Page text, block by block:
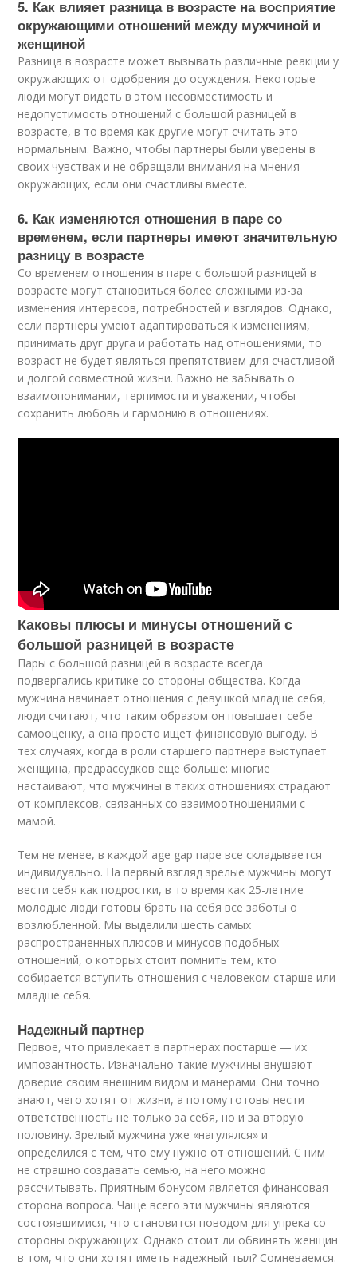
5. Как влияет разница в возрасте на восприятие
окружающими отношений между мужчиной и
женщиной
Разница в возрасте может вызывать различные реакции у
окружающих: от одобрения до осуждения. Некоторые
люди могут видеть в этом несовместимость и
недопустимость отношений с большой разницей в
возрасте, в то время как другие могут считать это
нормальным. Важно, чтобы партнеры были уверены в
своих чувствах и не обращали внимания на мнения
окружающих, если они счастливы вместе.
6. Как изменяются отношения в паре со
временем, если партнеры имеют значительную
разницу в возрасте
Со временем отношения в паре с большой разницей в
возрасте могут становиться более сложными из-за
изменения интересов, потребностей и взглядов. Однако,
если партнеры умеют адаптироваться к изменениям,
принимать друг друга и работать над отношениями, то
возраст не будет являться препятствием для счастливой
и долгой совместной жизни. Важно не забывать о
взаимопонимании, терпимости и уважении, чтобы
сохранить любовь и гармонию в отношениях.
Каковы плюсы и минусы отношений с
большой разницей в возрасте
Пары с большой разницей в возрасте всегда
подвергались критике со стороны общества. Когда
мужчина начинает отношения с девушкой младше себя,
люди считают, что таким образом он повышает себе
самооценку, а она просто ищет финансовую выгоду. В
тех случаях, когда в роли старшего партнера выступает
женщина, предрассудков еще больше: многие
настаивают, что мужчины в таких отношениях страдают
от комплексов, связанных со взаимоотношениями с
мамой.
Тем не менее, в каждой age gap паре все складывается
индивидуально. На первый взгляд зрелые мужчины могут
вести себя как подростки, в то время как 25-летние
молодые люди готовы брать на себя все заботы о
возлюбленной. Мы выделили шесть самых
распространенных плюсов и минусов подобных
отношений, о которых стоит помнить тем, кто
собирается вступить отношения с человеком старше или
младше себя.
Надежный партнер
Первое, что привлекает в партнерах постарше — их
импозантность. Изначально такие мужчины внушают
доверие своим внешним видом и манерами. Они точно
знают, чего хотят от жизни, а потому готовы нести
ответственность не только за себя, но и за вторую
половину. Зрелый мужчина уже «нагулялся» и
определился с тем, что ему нужно от отношений. С ним
не страшно создавать семью, на него можно
рассчитывать. Приятным бонусом является финансовая
сторона вопроса. Чаще всего эти мужчины являются
состоявшимися, что становится поводом для упрека со
стороны окружающих. Однако стоит ли обвинять женщин
в том, что они хотят иметь надежный тыл? Сомневаемся.